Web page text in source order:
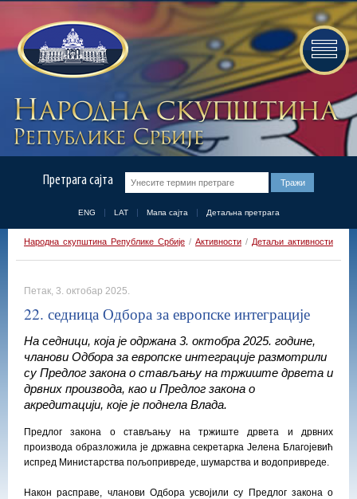
Претрага сајта
ENG LAT Мапа сајта Детаљна претрага
Народна скупштина Републике Србије / Активности / Детаљи активности
Петак, 3. октобар 2025.
22. седница Одбора за европске интеграције
На седници, која је одржана 3. октобра 2025. године,
чланови Одбора за европске интеграције размотрили
су Предлог закона о стављању на тржиште дрвета и
дрвних производа, као и Предлог закона о
акредитацији, које је поднела Влада.
Предлог закона о стављању на тржиште дрвета и дрвних
производа образложила је државна секретарка Јелена Благојевић
испред Министарства пољопривреде, шумарства и водопривреде.
Након расправе, чланови Одбора усвојили су Предлог закона о